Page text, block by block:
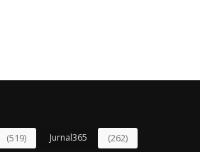
(519) Jurnal365 (262)